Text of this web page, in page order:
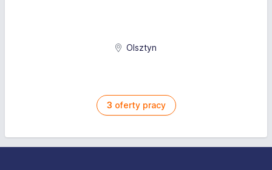
Olsztyn
3 oferty pracy